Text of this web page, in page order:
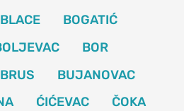
BLACE
BOGATIĆ
BOR
BRUS
BUJANOVAC
ĆIĆEVAC
ČOKA